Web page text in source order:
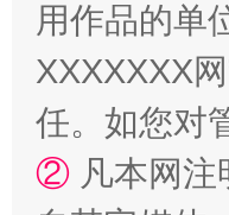
用作品的单
XXXXXXX
任。如您对
② 凡本网